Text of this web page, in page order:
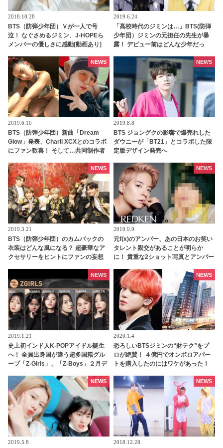
2018.10.28
BTS（防弾少年団）Ｖが一人で号
泣！ なぐさめるジミン、J-HOPEら
メンバーの優しさに感動[動画あり]
2019.6.24
「高校時代のジミンは…」BTS(防弾
少年団）ジミンの元担任の先生が暴
露！ デビュー前はどんな少年だっ
2019.6.10
BTS（防弾少年団）新曲「Dream
Glow」発表、Charli XCXとのコラボ
にファン歓喜！ そして…共同制作者
そして彼の絶望から生まれた歌」
NEWS
2019.8.8
BTS ジョングクの影響で爆売れした
ダウニーが「BT21」とコラボした限
定版デザイン発売へ
NEWS
2019.3.21
BTS（防弾少年団）のカムバックの
衣装はどんな風になる？ 超豪華なア
クセサリーをヒントにファンの妄想
NEWS
2019.9.9
元f(x)のアンバー、あの日本のお笑い
タレント親交があることが明らか
に！ 貴重な2ショット写真とアンバー
も人気なその人物とは
NEWS
2019.1.21
史上初インド人K-POPアイドル誕生
へ！ 全員出身国が違う超多国籍グル
ープ「Z-Girls」、「Z-Boys」２月デ
NEWS
2020.1.4
恐ろしいBTSジミンの“財テク”をプ
ロが絶賛！ ４億円でオンボロアパー
トを購入したのにはワケがあった！
地主になるってホント？
NEWS
2019.5.8
NEWS
2018.12.28
NEWS